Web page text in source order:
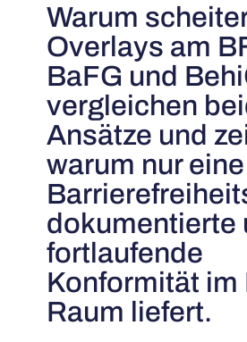
Warum
Overlays am
BaFG und
vergleichen
Ansätze und
warum nur
dokumentierte
fortlaufende
Konformität im
Raum liefert.